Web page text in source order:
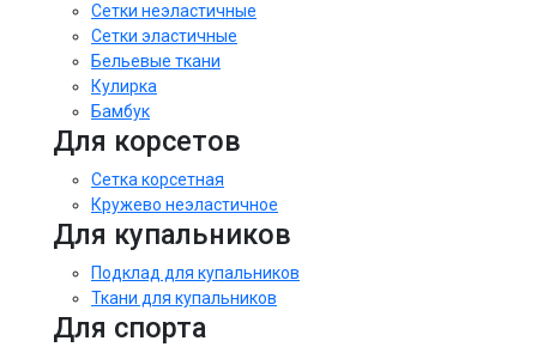
Сетки неэластичные
Сетки эластичные
Бельевые ткани
Кулирка
Бамбук
Для корсетов
Сетка корсетная
Кружево неэластичное
Для купальников
Подклад для купальников
Ткани для купальников
Для спорта